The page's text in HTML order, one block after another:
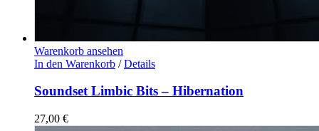
Warenkorb ansehen
In den Warenkorb / Details
Soundset Limbic Bits – Hibernation
27,00 €